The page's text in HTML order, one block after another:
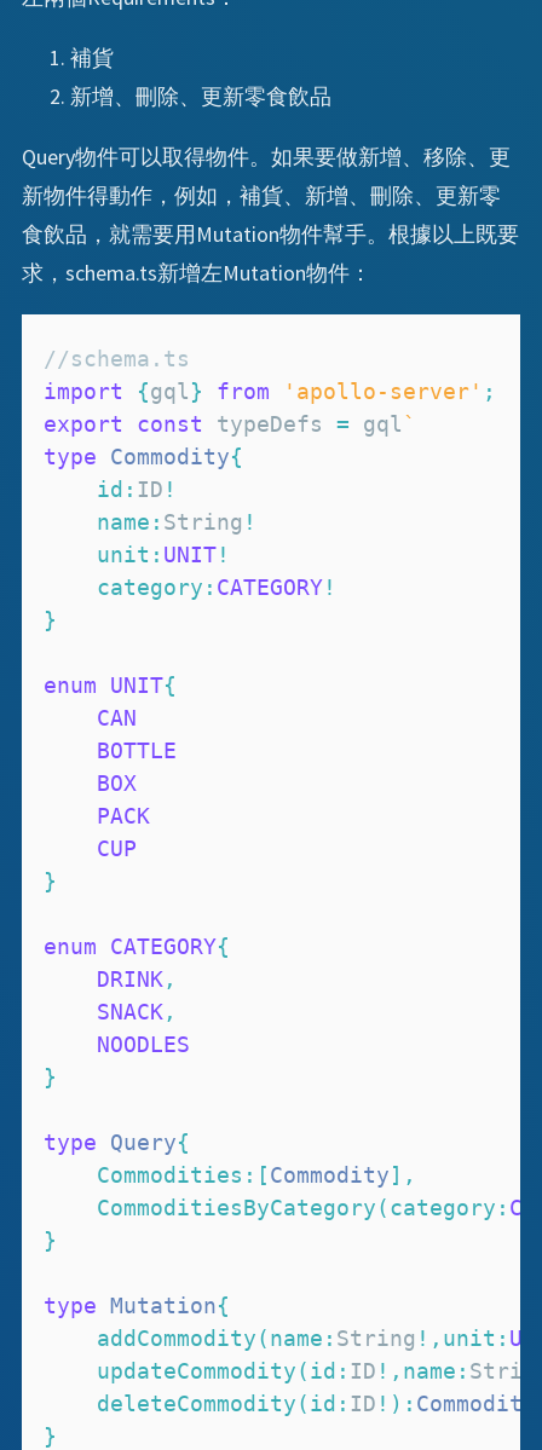
補貨
新增、刪除、更新零食飲品
Query物件可以取得物件。如果要做新增、移除、更
新物件得動作，例如，補貨、新增、刪除、更新零
食飲品，就需要用Mutation物件幫手。根據以上既要
求，schema.ts新增左Mutation物件：
//schema.ts
import
{gql} from 'apollo-server' ;
export
const typeDefs = gql`
type
Commodity{
id : ID !
name : String !
unit : UNIT!
category : CATEGORY!
}
enum UNIT{
CAN
BOTTLE
BOX
PACK
CUP
}
enum CATEGORY{
DRINK,
SNACK,
NOODLES
}
type Query{
Commodities : [Commodity] ,
CommoditiesByCategory(category :
}
type Mutation{
addCommodity(name : String ! , unit :
updateCommodity(id : ID ! , name :
deleteCommodity(id : ID ! ) : Commodity
}